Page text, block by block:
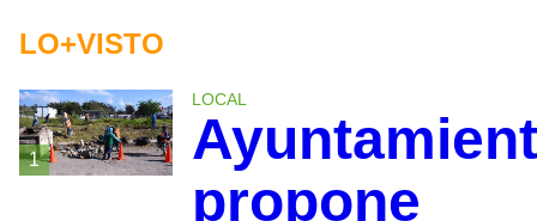
LO+VISTO
1
LOCAL
propone